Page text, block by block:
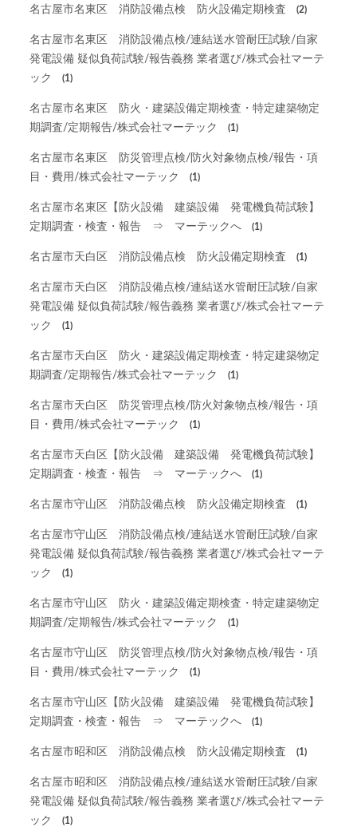
名古屋市名東区 消防設備点検 防火設備定期検査 (2)
名古屋市名東区 消防設備点検/連結送水管耐圧試験/自家
発電設備 疑似負荷試験/報告義務 業者選び/株式会社マーテ
ック
(1)
名古屋市名東区 防火・建築設備定期検査・特定建築物定
期調査/定期報告/株式会社マーテック
(1)
名古屋市名東区 防災管理点検/防火対象物点検/報告・項
目・費用/株式会社マーテック
(1)
名古屋市名東区【防火設備 建築設備 発電機負荷試験】
定期調査・検査・報告 ⇒ マーテックへ
(1)
名古屋市天白区 消防設備点検 防火設備定期検査 (1)
名古屋市天白区 消防設備点検/連結送水管耐圧試験/自家
発電設備 疑似負荷試験/報告義務 業者選び/株式会社マーテ
ック
(1)
名古屋市天白区 防火・建築設備定期検査・特定建築物定
期調査/定期報告/株式会社マーテック
(1)
名古屋市天白区 防災管理点検/防火対象物点検/報告・項
目・費用/株式会社マーテック
(1)
名古屋市天白区【防火設備 建築設備 発電機負荷試験】
定期調査・検査・報告 ⇒ マーテックへ
(1)
名古屋市守山区 消防設備点検 防火設備定期検査 (1)
名古屋市守山区 消防設備点検/連結送水管耐圧試験/自家
発電設備 疑似負荷試験/報告義務 業者選び/株式会社マーテ
ック
(1)
名古屋市守山区 防火・建築設備定期検査・特定建築物定
期調査/定期報告/株式会社マーテック
(1)
名古屋市守山区 防災管理点検/防火対象物点検/報告・項
目・費用/株式会社マーテック
(1)
名古屋市守山区【防火設備 建築設備 発電機負荷試験】
定期調査・検査・報告 ⇒ マーテックへ
(1)
名古屋市昭和区 消防設備点検 防火設備定期検査 (1)
名古屋市昭和区 消防設備点検/連結送水管耐圧試験/自家
発電設備 疑似負荷試験/報告義務 業者選び/株式会社マーテ
ック
(1)